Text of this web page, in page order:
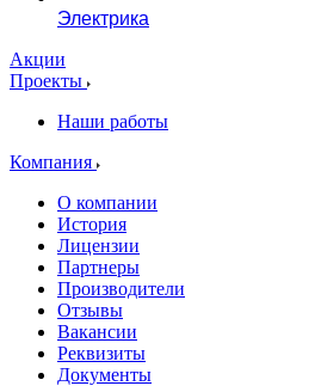
Электрика
Акции
Проекты
Наши работы
Компания
О компании
История
Лицензии
Партнеры
Производители
Отзывы
Вакансии
Реквизиты
Документы